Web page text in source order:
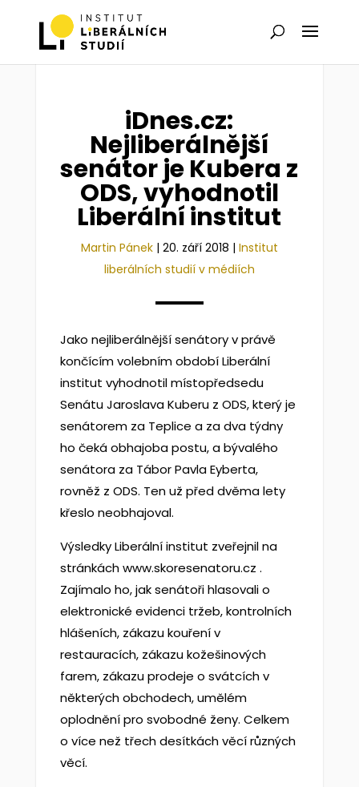
iDnes.cz:
Nejliberálnější
senátor je Kubera z
ODS, vyhodnotil
Liberální institut
Martin Pánek| 20. září 2018 | Institut
liberálních studií v médiích
Jako nejliberálnější senátory v právě
končícím volebním období Liberální
institut vyhodnotil místopředsedu
Senátu Jaroslava Kuberu z ODS, který je
senátorem za Teplice a za dva týdny
ho čeká obhajoba postu, a bývalého
senátora za Tábor Pavla Eyberta,
rovněž z ODS. Ten už před dvěma lety
křeslo neobhajoval.
Výsledky Liberální institut zveřejnil na
stránkách www.skoresenatoru.cz .
Zajímalo ho, jak senátoři hlasovali o
elektronické evidenci tržeb, kontrolních
hlášeních, zákazu kouření v
restauracích, zákazu kožešinových
farem, zákazu prodeje o svátcích v
některých obchodech, umělém
oplodnění pro svobodné ženy. Celkem
o více než třech desítkách věcí různých
věcí.